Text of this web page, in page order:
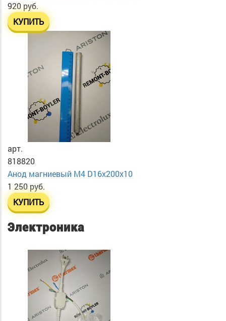
920 руб.
КУПИТЬ
арт.
818820
Анод магниевый М4 D16х200х10
1 250 руб.
КУПИТЬ
Электроника